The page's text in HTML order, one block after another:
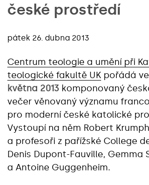
české prostředí
pátek 26. dubna 2013
Centrum teologie a umění při
teologické fakultě UK pořádá
května 2013 komponovaný
večer věnovaný významu
pro moderní české katolické
Vystoupí na něm Robert
a profesoři z pařížské College
Denis Dupont-Fauville, Gemma
a Antoine Guggenheim.